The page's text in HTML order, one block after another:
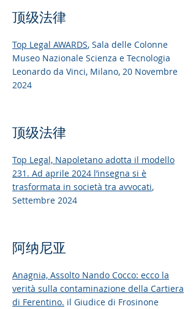
顶级法律
Top Legal AWARDS, Sala delle Colonne
Museo Nazionale Scienza e Tecnologia
Leonardo da Vinci, Milano, 20 Novembre
2024
顶级法律
Top Legal, Napoletano adotta il modello
231. Ad aprile 2024 l’insegna si è
trasformata in società tra avvocati,
Settembre 2024
阿纳尼亚
Anagnia, Assolto Nando Cocco: ecco la
verità sulla contaminazione della Cartiera
di Ferentino. il Giudice di Frosinone